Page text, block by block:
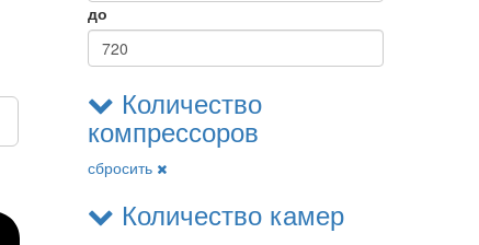
до
Количество
компрессоров
сбросить
Количество камер